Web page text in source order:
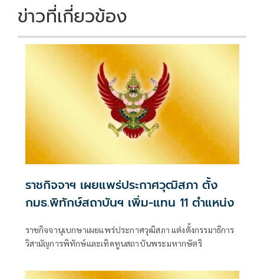
ข่าวที่เกี่ยวข้อง
ราชกิจจาฯ เผยแพร่ประกาศวุฒิสภา ตั้ง
กมธ.พิทักษ์สถาบันฯ เพิ่ม-แทน 11 ตำแหน่ง
ราชกิจจานุเบกษาเผยแพร่ประกาศวุฒิสภา แต่งตั้งกรรมาธิการ
วิสามัญการพิทักษ์และเทิดทูนสถาบันพระมหากษัตริ